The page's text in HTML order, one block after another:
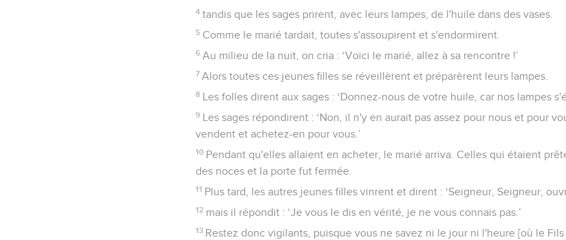
4 tandis que les sages prirent, avec leurs lampes, de l'huile dans des vases.
5 Comme le marié tardait, toutes s'assoupirent et s'endormirent.
6 Au milieu de la nuit, on cria : ‘Voici le marié, allez à sa rencontre !’
7 Alors toutes ces jeunes filles se réveillèrent et préparèrent leurs lampes.
8 Les folles dirent aux sages : ‘Donnez-nous de votre huile, car nos lampes
9 Les sages répondirent : ‘Non, il n'y en aurait pas assez pour nous et pour
vendent et achetez-en pour vous.’
10 Pendant qu'elles allaient en acheter, le marié arriva. Celles qui étaient
des noces et la porte fut fermée.
11 Plus tard, les autres jeunes filles vinrent et dirent : ‘Seigneur, Seigneur,
12 mais il répondit : ‘Je vous le dis en vérité, je ne vous connais pas.’
13 Restez donc vigilants, puisque vous ne savez ni le jour ni l'heure [où le